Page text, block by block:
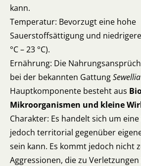
kann.
Temperatur: Bevorzugt eine hohe
Sauerstoffsättigung und
°C – 23 °C).
Ernährung: Die
bei der bekannten GattungSewellia
Hauptkomponente besteht aus
Mikroorganismen und kleine
Charakter: Es handelt sich um
jedoch territorial gegenüber
sein kann. Es kommt jedoch nicht
Aggressionen, die zu